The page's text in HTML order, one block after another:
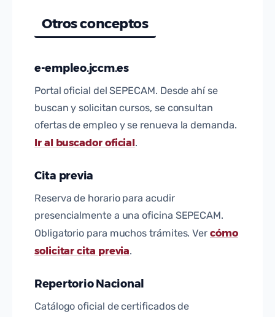
Otros conceptos
e-empleo.jccm.es
Portal oficial del SEPECAM. Desde ahí se
buscan y solicitan cursos, se consultan
ofertas de empleo y se renueva la demanda.
Ir al buscador oficial.
Cita previa
Reserva de horario para acudir
presencialmente a una oficina SEPECAM.
Obligatorio para muchos trámites. Ver cómo
solicitar cita previa.
Repertorio Nacional
Catálogo oficial de certificados de